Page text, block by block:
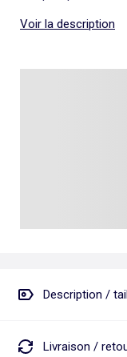
Voir la description
Description /
Livraison /